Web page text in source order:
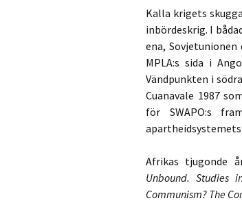
Kalla krigets
inbördeskrig. I
ena,
MPLA:s sida i
Vändpunkten i
Cuanavale 1987
för SWAPO:s
Afrikas tjugonde
Unbound. Studies
Communism? The